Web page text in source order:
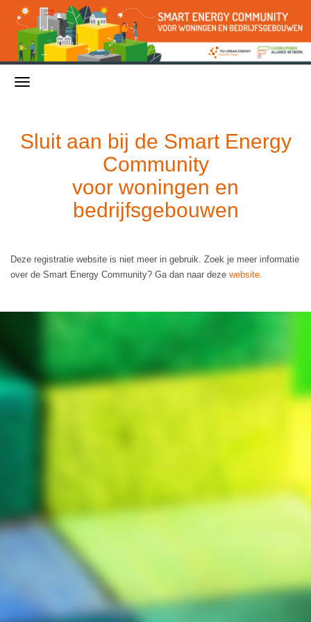
Sluit aan bij de Smart Energy
Community
voor woningen en
bedrijfsgebouwen
Deze registratie website is niet meer in gebruik. Zoek je meer informatie
over de Smart Energy Community? Ga dan naar deze website.